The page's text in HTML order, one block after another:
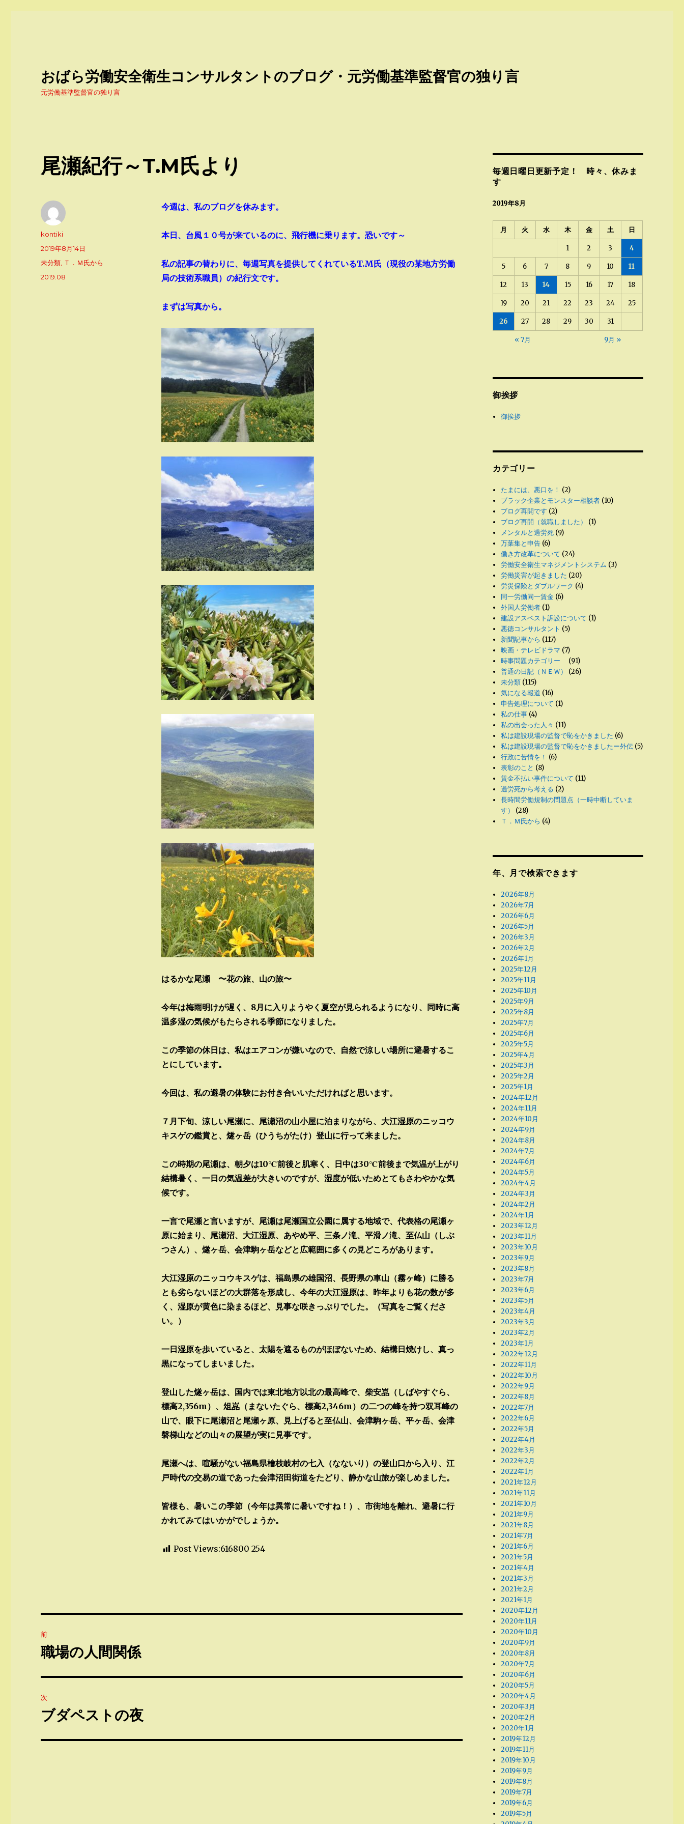
おばら労働安全衛生コンサルタントのブログ・元労働基準監督官の独り言
元労働基準監督官の独り言
尾瀬紀行～T.M氏より
今週は、私のブログを休みます。
本日、台風１０号が来ているのに、飛行機に乗ります。恐いです～
私の記事の替わりに、毎週写真を提供してくれているT.M氏（現役の某地方労働
局の技術系職員）の紀行文です。
まずは写真から。
はるかな尾瀬 〜花の旅、山の旅〜
今年は梅雨明けが遅く、8月に入りようやく夏空が見られるようになり、同時に高
温多湿の気候がもたらされる季節になりました。
この季節の休日は、私はエアコンが嫌いなので、自然で涼しい場所に避暑するこ
とにしています。
今回は、私の避暑の体験にお付き合いいただければと思います。
７月下旬、涼しい尾瀬に、尾瀬沼の山小屋に泊まりながら、大江湿原のニッコウ
キスゲの鑑賞と、燧ヶ岳（ひうちがたけ）登山に行って来ました。
この時期の尾瀬は、朝夕は10℃前後と肌寒く、日中は30℃前後まで気温が上がり
結構暑く、一日の気温差が大きいのですが、湿度が低いためとてもさわやかな気
候です。
一言で尾瀬と言いますが、尾瀬は尾瀬国立公園に属する地域で、代表格の尾瀬ヶ
原に始まり、尾瀬沼、大江湿原、あやめ平、三条ノ滝、平滑ノ滝、至仏山（しぶ
つさん）、燧ヶ岳、会津駒ヶ岳などと広範囲に多くの見どころがあります。
大江湿原のニッコウキスゲは、福島県の雄国沼、長野県の車山（霧ヶ峰）に勝る
とも劣らないほどの大群落を形成し、今年の大江湿原は、昨年よりも花の数が多
く、湿原が黄色に染まるほど、見事な咲きっぷりでした。（写真をご覧くださ
い。）
一日湿原を歩いていると、太陽を遮るものがほぼないため、結構日焼けし、真っ
黒になってしまいました。
登山した燧ヶ岳は、国内では東北地方以北の最高峰で、柴安嵓（しばやすぐら、
標高2,356m）、俎嵓（まないたぐら、標高2,346m）の二つの峰を持つ双耳峰の
山で、眼下に尾瀬沼と尾瀬ヶ原、見上げると至仏山、会津駒ヶ岳、平ヶ岳、会津
磐梯山などの山々の展望が実に見事です。
尾瀬へは、喧騒がない福島県檜枝岐村の七入（なないり）の登山口から入り、江
戸時代の交易の道であった会津沼田街道をたどり、静かな山旅が楽しめました。
皆様も、暑いこの季節（今年は異常に暑いですね！）、市街地を離れ、避暑に行
かれてみてはいかがでしょうか。
Post Views:616800 254
投
kontiki
投
稿
2019年8月14日
カ
未分類 Ｔ．Ｍ氏から
タ
2019.08
稿
ゲ
前
前
投
稿:
職場の人間関係
次
次
投
ブダペストの夜
毎週日曜日更新予定！ 時々、休みま
す
2019年8月
月 火 水 木 金 土 日
1 2 3 4
5 6 7 8 9 10 11
12 13 14 15 16 17 18
19 20 21 22 23 24 25
26 27 28 29 30 31
« 7月 9月 »
御挨拶
御挨拶
カテゴリー
たまには、悪口を！ (2)
ブラック企業とモンスター相談者 (10)
ブログ再開です (2)
ブログ再開（就職しました）
(1)
メンタルと過労死 (9)
万葉集と申告 (6)
働き方改革について (24)
労働安全衛生マネジメントシステム (3)
労働災害が起きました (20)
労災保険とダブルワーク (4)
同一労働同一賃金 (6)
外国人労働者 (1)
建設アスベスト訴訟について (1)
悪徳コンサルタント (5)
新聞記事から (117)
映画・テレビドラマ (7)
時事問題カテゴリー
(91)
普通の日記（ＮＥＷ）
(26)
未分類 (115)
気になる報道 (16)
申告処理について (1)
私の仕事 (4)
私の出会った人々 (11)
私は建設現場の監督で恥をかきました (6)
私は建設現場の監督で恥をかきましたー外伝 (5)
行政に苦情を！ (6)
表彰のこと (8)
賃金不払い事件について (11)
過労死から考える (2)
長時間労働規制の問題点（一時中断していま
す）
(28)
Ｔ．Ｍ氏から (4)
年、月で検索できます
2026年8月
2026年7月
2026年6月
2026年5月
2026年3月
2026年2月
2026年1月
2025年12月
2025年11月
2025年10月
2025年9月
2025年8月
2025年7月
2025年6月
2025年5月
2025年4月
2025年3月
2025年2月
2025年1月
2024年12月
2024年11月
2024年10月
2024年9月
2024年8月
2024年7月
2024年6月
2024年5月
2024年4月
2024年3月
2024年2月
2024年1月
2023年12月
2023年11月
2023年10月
2023年9月
2023年8月
2023年7月
2023年6月
2023年5月
2023年4月
2023年3月
2023年2月
2023年1月
2022年12月
2022年11月
2022年10月
2022年9月
2022年8月
2022年7月
2022年6月
2022年5月
2022年4月
2022年3月
2022年2月
2022年1月
2021年12月
2021年11月
2021年10月
2021年9月
2021年8月
2021年7月
2021年6月
2021年5月
2021年4月
2021年3月
2021年2月
2021年1月
2020年12月
2020年11月
2020年10月
2020年9月
2020年8月
2020年7月
2020年6月
2020年5月
2020年4月
2020年3月
2020年2月
2020年1月
2019年12月
2019年11月
2019年10月
2019年9月
2019年8月
2019年7月
2019年6月
2019年5月